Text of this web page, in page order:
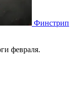
Финстрип
февраля.